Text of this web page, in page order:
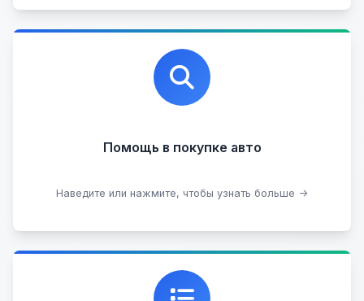
Помощь в покупке авто
Наведите или нажмите, чтобы узнать больше →
Профессиональная помощь в выборе автомобиля
на любых торговых площадках с проверкой
юридической чистоты.
Подобрать авто
Каталог проверенных автомобилей в отличном
состоянии, где вы можете найти подробную